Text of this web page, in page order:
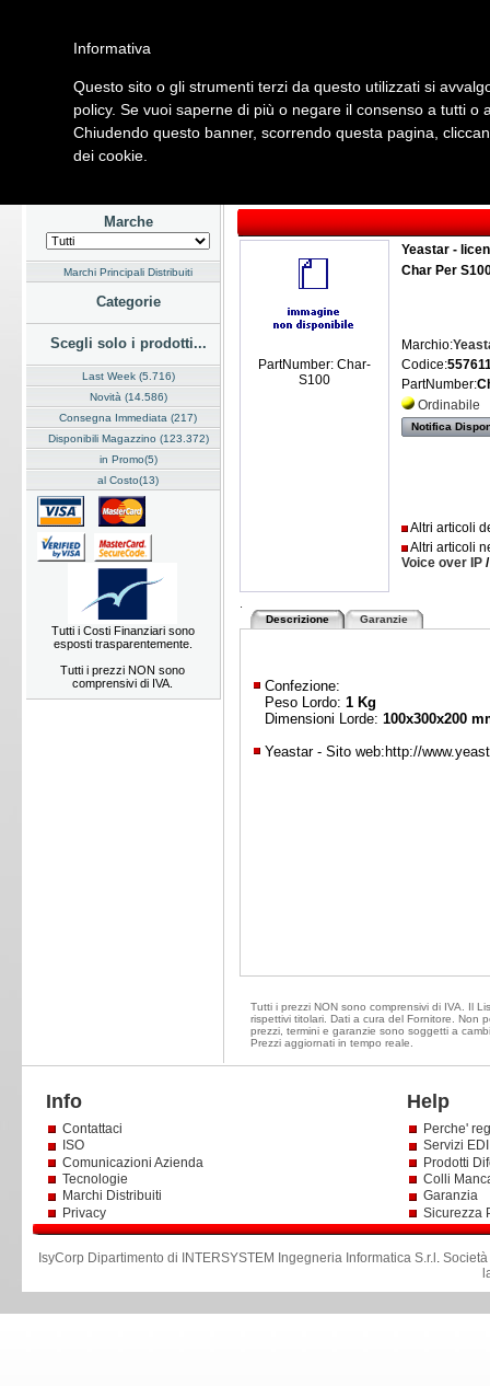
Home Listino Marchi Dati Cliente Servizi Company
Hardware Software Fotografia Telefonia Audio Video
Marche
Marchi Principali Distribuiti
Categorie
Scegli solo i prodotti...
Last Week (5.716)
Novità (14.586)
Consegna Immediata (217)
Disponibili Magazzino (123.372)
in Promo(5)
al Costo(13)
Tutti i Costi Finanziari sono
esposti trasparentemente.
Tutti i prezzi NON sono
comprensivi di IVA.
PartNumber: Char-
S100
Yeastar -
Char Per
Marchio:
Codice:
PartNumber:
Ordinabile
Notifica
Altri articoli
Altri articoli
Voice over IP
Descrizione Garanzie
Confezione:
Peso Lordo: 1 Kg
Dimensioni Lorde: 100x300x200
Yeastar - Sito web: http://
Tutti i prezzi NON sono comprensivi di IVA. Il
rispettivi titolari. Dati a cura del Fornitore. Non
prezzi, termini e garanzie sono soggetti a
Prezzi aggiornati in tempo reale.
Info Help
Contattaci
ISO
Comunicazioni Azienda
Tecnologie
Marchi Distribuiti
Privacy
Perche'
Servizi
Prodotti
Colli
Garanzia
Sicurezza
IsyCorp Dipartimento di INTERSYSTEM Ingegneria Informatica S.r.l .
Informativa
Questo sito o gli strumenti terzi da questo utilizzati si
policy. Se vuoi saperne di più o negare il consenso a tutti o
Chiudendo questo banner, scorrendo questa pagina,
dei cookie.